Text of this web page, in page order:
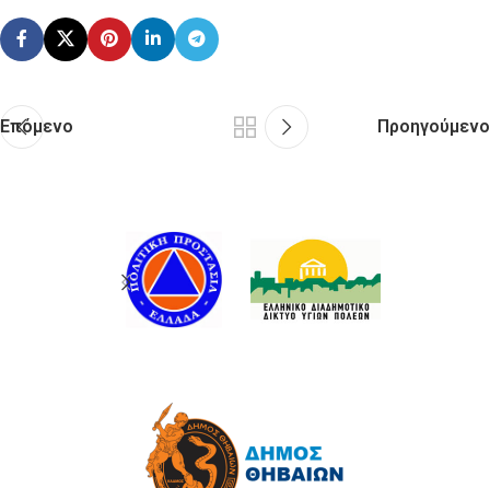
Επόμενο Προηγούμενο